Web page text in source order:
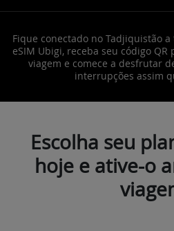
Fique conectado no Tadjiquistão
eSIM Ubigi, receba seu código
viagem e comece a desfrutar
interrupções assim
Escolha seu
hoje e ative-o